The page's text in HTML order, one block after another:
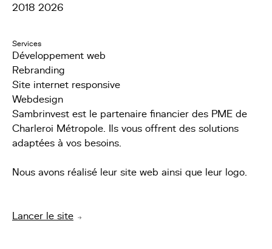
2018 2026
Services
Développement web
Rebranding
Site internet responsive
Webdesign
Sambrinvest est le partenaire financier des PME de
Charleroi Métropole. Ils vous offrent des solutions
adaptées à vos besoins.
Nous avons réalisé leur site web ainsi que leur logo.
Lancer le site